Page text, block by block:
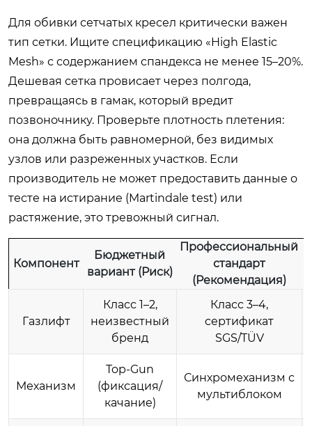
Для обивки сетчатых кресел критически важен
тип сетки. Ищите спецификацию «High Elastic
Mesh» с содержанием спандекса не менее 15–20%.
Дешевая сетка провисает через полгода,
превращаясь в гамак, который вредит
позвоночнику. Проверьте плотность плетения:
она должна быть равномерной, без видимых
узлов или разреженных участков. Если
производитель не может предоставить данные о
тесте на истирание (Martindale test) или
растяжение, это тревожный сигнал.
Компонент
Бюджетный
вариант (Риск)
Профессиональный
стандарт
(Рекомендация)
Газлифт
Класс 1–2,
неизвестный
бренд
Класс 3–4,
сертификат
SGS/TÜV
Механизм
Top-Gun
(фиксация/
качание)
Синхромеханизм с
мультиблоком